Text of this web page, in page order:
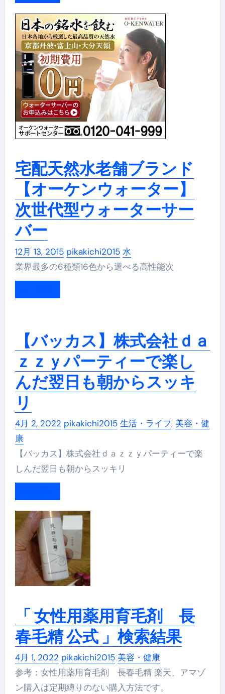
宅配天然水老舗ブランド
【オーケンウォーター】
次世代型ウォーターサー
バー
12月 13, 2015 pikakichi2015 水
業界最多の6種類16色から選べる高性能次
【バッカス】株式会社ｄａ
ｚｚｙパーティーで楽し
んだ翌日も朝からスッキ
リ
4月 2, 2022 pikakichi2015 生活・ライフ, 美容・健
康
【バッカス】株式会社ｄａｚｚｙパーティーで楽
しんだ翌日も朝からスッキリ
「 女性用薬用育毛剤 長
春毛精 公式 」検索結果
4月 1, 2022 pikakichi2015 美容・健康
参考：女性用薬用育毛剤 長春毛精 楽天、アマゾ
ン購入は定期縛りのない購入方法です。